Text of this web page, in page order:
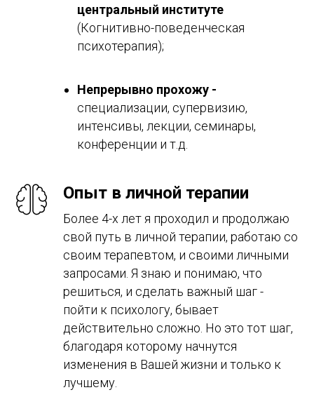
центральный институте
(Когнитивно-поведенческая
психотерапия);
Непрерывно прохожу -
специализации, супервизию,
интенсивы, лекции, семинары,
конференции и т.д.
Опыт в личной терапии
Более 4-х лет я проходил и продолжаю
свой путь в личной терапии, работаю со
своим терапевтом, и своими личными
запросами. Я знаю и понимаю, что
решиться, и сделать важный шаг -
пойти к психологу, бывает
действительно сложно. Но это тот шаг,
благодаря которому начнутся
изменения в Вашей жизни и только к
лучшему.